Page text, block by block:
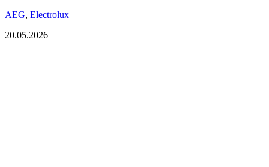
AEG, Electrolux
20.05.2026